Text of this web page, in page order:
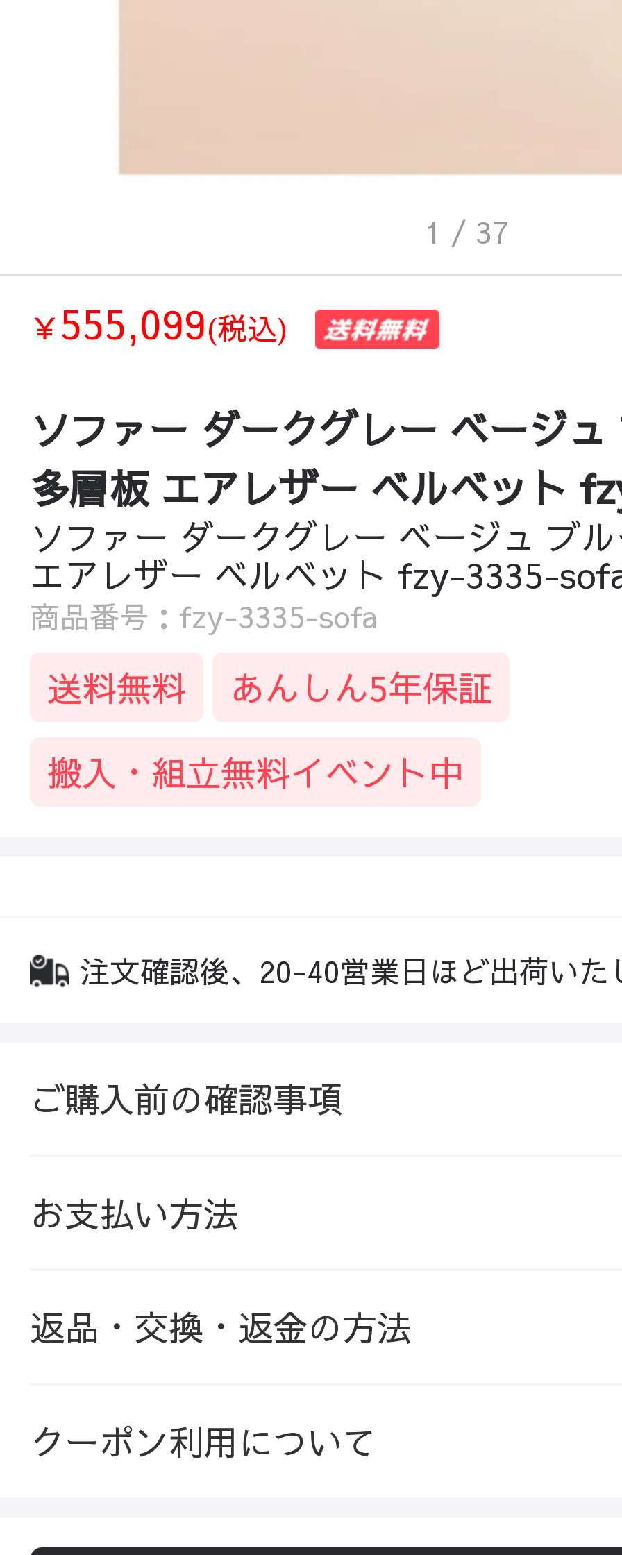
1 / 37
￥555,099(税込)
ソファー ダークグレー ベージ
多層板 エアレザー ベルベット
ソファー ダークグレー ベージュ ブ
エアレザー ベルベット fzy-3335-
商品番号：fzy-3335-sofa
送料無料
あんしん5年保証
搬入・組立無料イベント中
注文確認後、20-40営業日ほど出荷いた
ご購入前の確認事項
お支払い方法
返品・交換・返金の方法
クーポン利用について